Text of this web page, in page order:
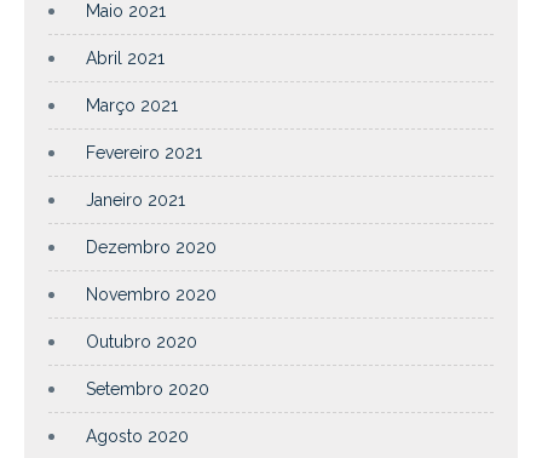
Maio 2021
Abril 2021
Março 2021
Fevereiro 2021
Janeiro 2021
Dezembro 2020
Novembro 2020
Outubro 2020
Setembro 2020
Agosto 2020